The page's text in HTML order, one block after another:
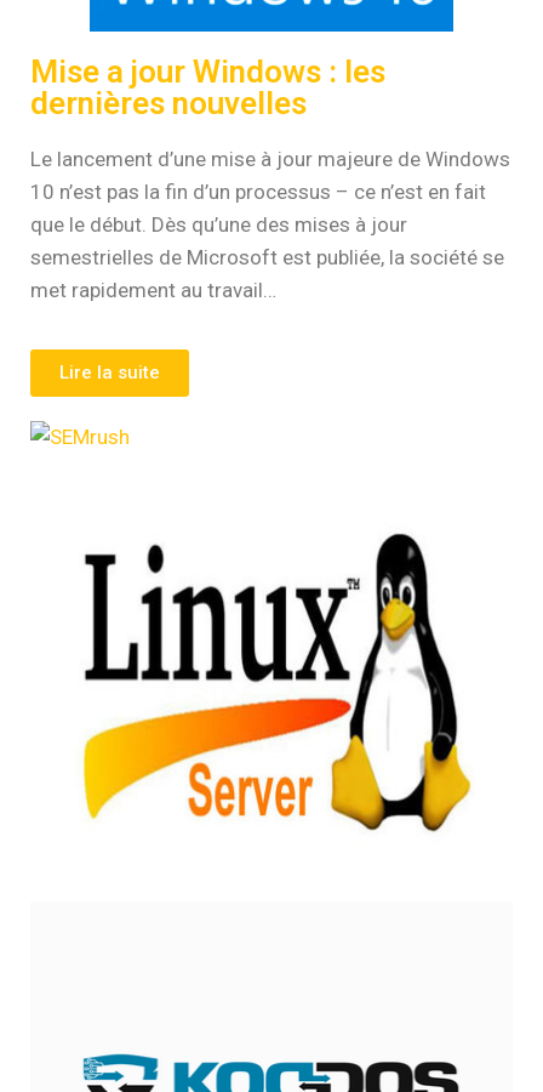
Mise a jour Windows : les
dernières nouvelles
Le lancement d’une mise à jour majeure de Windows
10 n’est pas la fin d’un processus – ce n’est en fait
que le début. Dès qu’une des mises à jour
semestrielles de Microsoft est publiée, la société se
met rapidement au travail…
Lire la suite